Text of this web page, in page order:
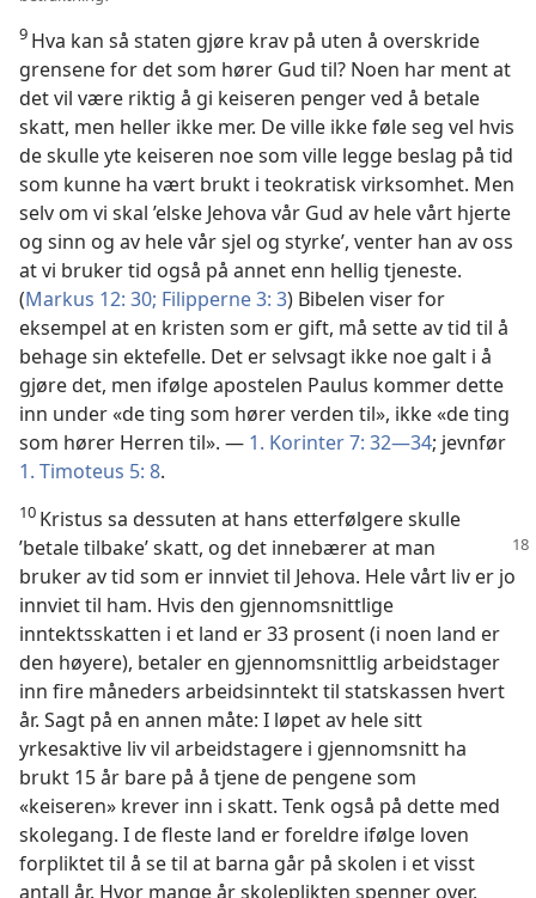
9 Hva kan så staten gjøre krav på uten å overskride
grensene for det som hører Gud til? Noen har ment at
det vil være riktig å gi keiseren penger ved å betale
skatt, men heller ikke mer. De ville ikke føle seg vel hvis
de skulle yte keiseren noe som ville legge beslag på tid
som kunne ha vært brukt i teokratisk virksomhet. Men
selv om vi skal ’elske Jehova vår Gud av hele vårt hjerte
og sinn og av hele vår sjel og styrke’, venter han av oss
at vi bruker tid også på annet enn hellig tjeneste.
(Markus 12: 30; Filipperne 3: 3) Bibelen viser for
eksempel at en kristen som er gift, må sette av tid til å
behage sin ektefelle. Det er selvsagt ikke noe galt i å
gjøre det, men ifølge apostelen Paulus kommer dette
inn under «de ting som hører verden til», ikke «de ting
som hører Herren til». — 1. Korinter 7: 32—34; jevnfør
1. Timoteus 5: 8.
10 Kristus sa dessuten at hans etterfølgere skulle
’betale tilbake’ skatt, og det innebærerat man
bruker av tid som er innviet til Jehova. Hele vårt liv er jo
innviet til ham. Hvis den gjennomsnittlige
inntektsskatten i et land er 33 prosent (i noen land er
den høyere), betaler en gjennomsnittlig arbeidstager
inn fire måneders arbeidsinntekt til statskassen hvert
år. Sagt på en annen måte: I løpet av hele sitt
yrkesaktive liv vil arbeidstagere i gjennomsnitt ha
brukt 15 år bare på å tjene de pengene som
«keiseren» krever inn i skatt. Tenk også på dette med
skolegang. I de fleste land er foreldre ifølge loven
forpliktet til å se til at barna går på skolen i et visst
antall år. Hvor mange år skoleplikten spenner over,